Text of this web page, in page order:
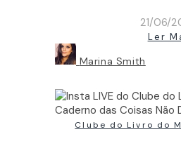
21/06/
Ler
Marina Smith
Clube do Livro do